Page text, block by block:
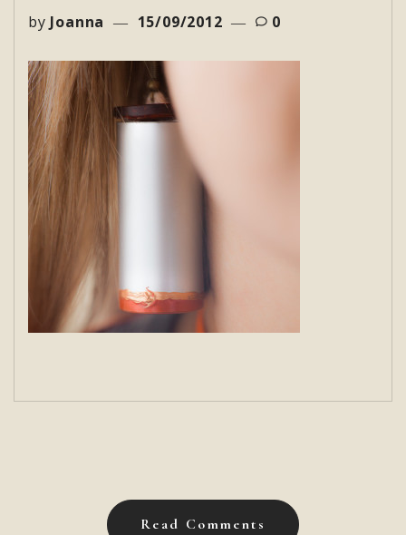
by Joanna 15/09/2012 0
Read Comments